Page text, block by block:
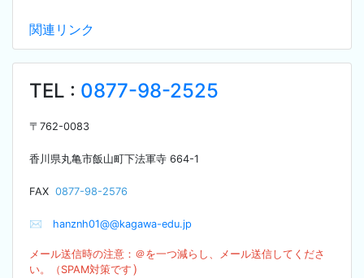
関連リンク
TEL : 0877-98-2525
〒 762-0083
香川県丸亀市飯山町下法軍寺 664-1
FAX 0877-98-2576
✉ hanznh01@@kagawa-edu.jp
メール送信時の注意：＠を一つ減らし、メール送信してくださ
い。（SPAM対策です ）